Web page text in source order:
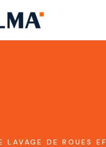
LAVAGE DE ROUES